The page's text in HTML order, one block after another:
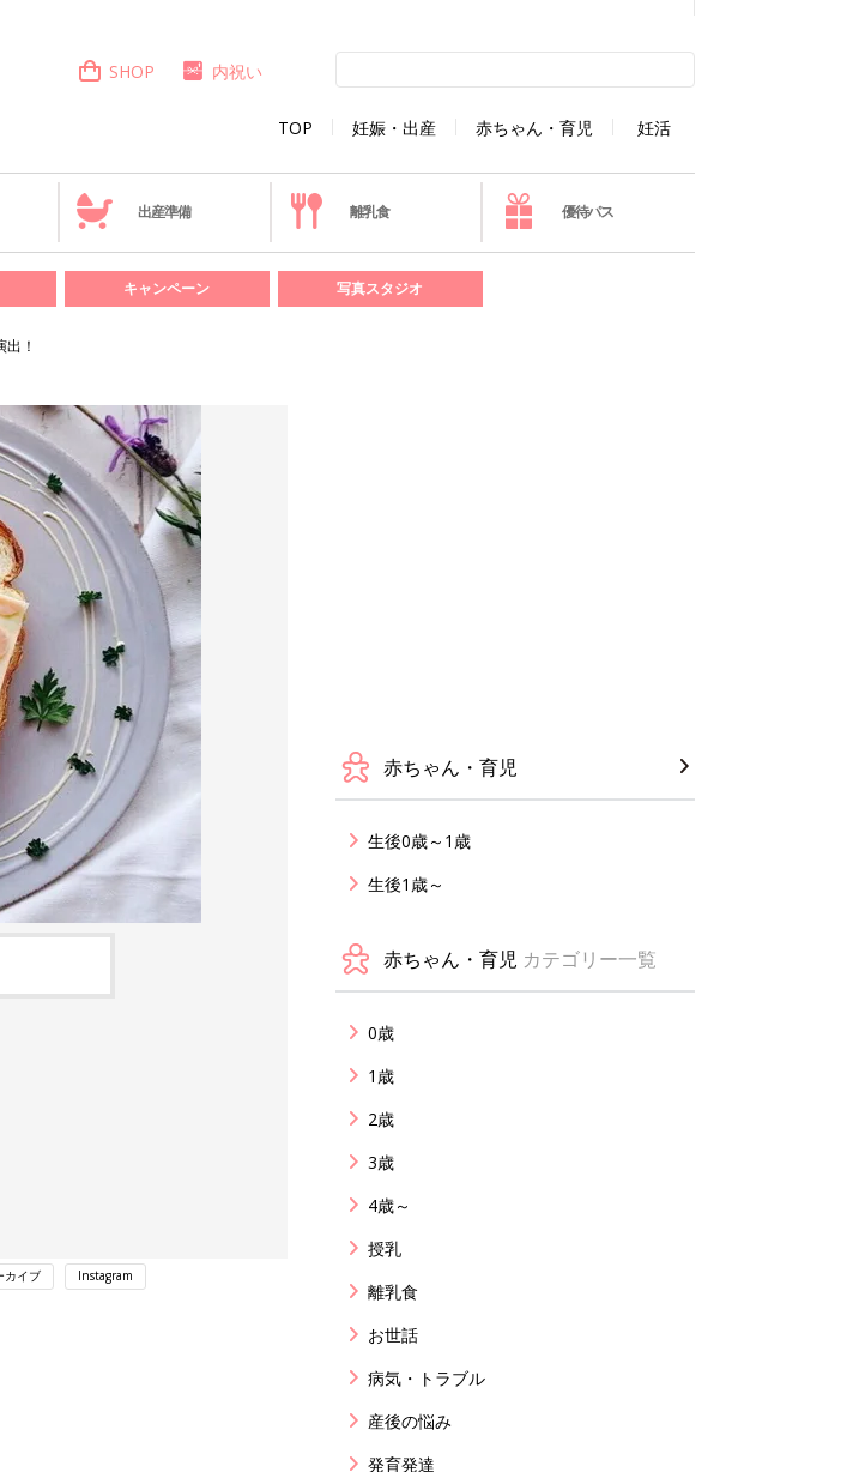
TOP 妊娠・出産 赤ちゃん・育児 妊活
SHOP 内祝い
出産準備 離乳食 優待パス
キャンペーン 写真スタジオ
！
カイブ Instagram
赤ちゃん・育児
生後0歳～1歳
生後1歳～
赤ちゃん・育児 カテゴリー一覧
0歳
1歳
2歳
3歳
4歳～
授乳
離乳食
お世話
病気・トラブル
産後の悩み
発育発達